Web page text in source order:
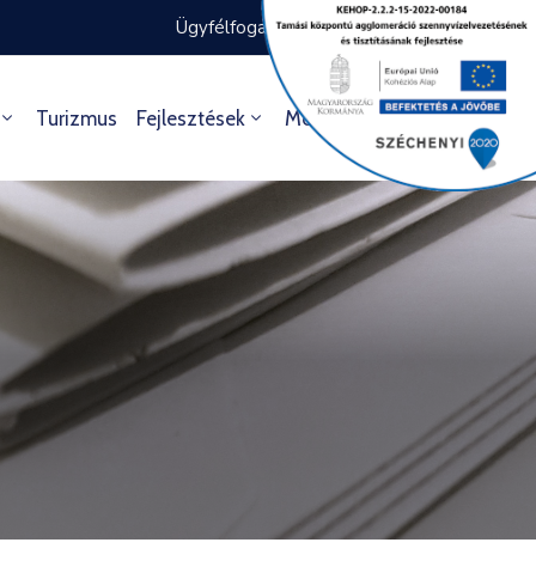
Ügyfélfogadás rendje Ügyintézés
Turizmus Fejlesztések Média Kultúra